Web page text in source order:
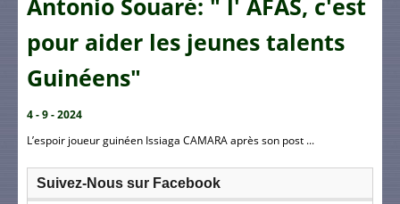
Antonio Souaré: " l' AFAS, c'est
pour aider les jeunes talents
Guinéens"
4 - 9 - 2024
L’espoir joueur guinéen Issiaga CAMARA après son post ...
Suivez-Nous sur Facebook